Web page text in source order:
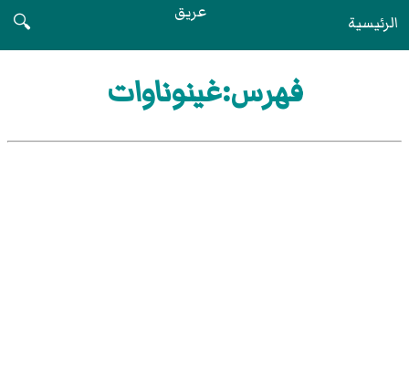
الرئيسية عريق
🔍
فهرس:غينوناوات